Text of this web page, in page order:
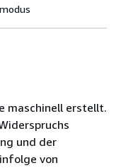
maschinell erstellt.
und der
von